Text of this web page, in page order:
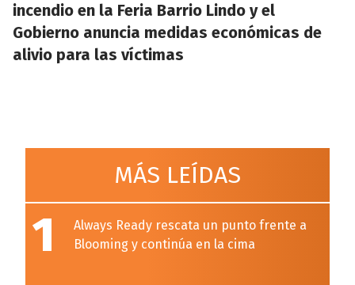
incendio en la Feria Barrio Lindo y el
Gobierno anuncia medidas económicas de
alivio para las víctimas
MÁS LEÍDAS
1
Always Ready rescata un punto frente a
Blooming y continúa en la cima